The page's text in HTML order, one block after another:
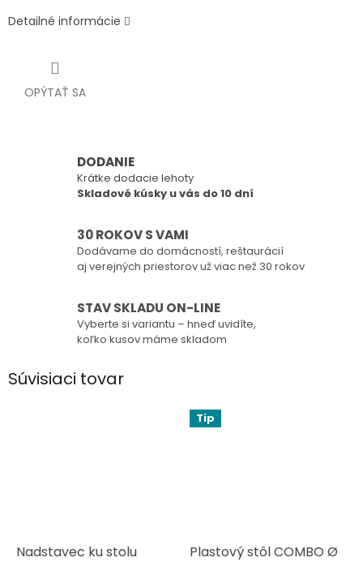
Detailné informácie
OPÝTAŤ SA
DODANIE
Krátke dodacie lehoty
Skladové kúsky u vás do 10 dní
30 ROKOV S VAMI
Dodávame do domácností, reštaurácií
aj verejných priestorov už viac než 30 rokov
STAV SKLADU ON-LINE
Vyberte si variantu – hneď uvidíte,
koľko kusov máme skladom
Súvisiaci tovar
Nadstavec ku stolu
Tip
Plastový stôl COMBO Ø